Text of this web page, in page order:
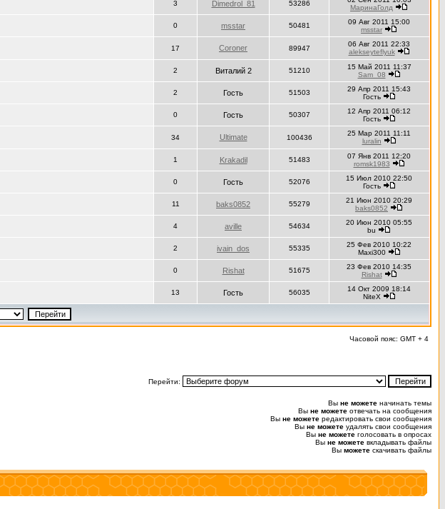
3 Dimedrol_81 53286
МаринаГолд
0 msstar 50481
09 Авг 2011 15:00
msstar
17 Coroner 89947
06 Авг 2011 22:33
alekseyteflyuk
2 Виталий 2 51210
15 Май 2011 11:37
Sam_08
2 Гость 51503
29 Апр 2011 15:43
Гость
0 Гость 50307
12 Апр 2011 06:12
Гость
34 Ultimate 100436
25 Мар 2011 11:11
luralin
1 Krakadil 51483
07 Янв 2011 12:20
romsk1983
0 Гость 52076
15 Июл 2010 22:50
Гость
11 baks0852 55279
21 Июн 2010 20:29
baks0852
4 aville 54634
20 Июн 2010 05:55
bu
2 ivain_dos 55335
25 Фев 2010 10:22
Maxi300
0 Rishat 51675
23 Фев 2010 14:35
Rishat
13 Гость 56035
14 Окт 2009 18:14
NiteX
Часовой пояс: GMT + 4
Перейти:
Вы не можете начинать темы
Вы не можете отвечать на сообщения
Вы не можете редактировать свои сообщения
Вы не можете удалять свои сообщения
Вы не можете голосовать в опросах
Вы не можете вкладывать файлы
Вы можете скачивать файлы